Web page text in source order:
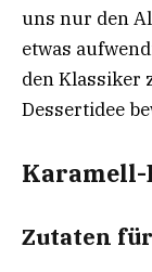
uns nur den
etwas
den Klassiker
Dessertidee
Karamell-
Zutaten